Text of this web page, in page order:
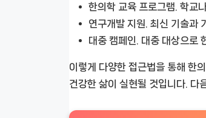
한의학 교육 프로그램. 학교
연구개발 지원. 최신 기술과
대중 캠페인.
대중 대상으로
이렇게 다양한 접근법을 통해 한
건강한 삶이 실현될 것입니다. 다